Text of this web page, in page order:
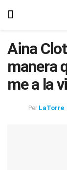
Aina
manera
me a la
Per LaTorre